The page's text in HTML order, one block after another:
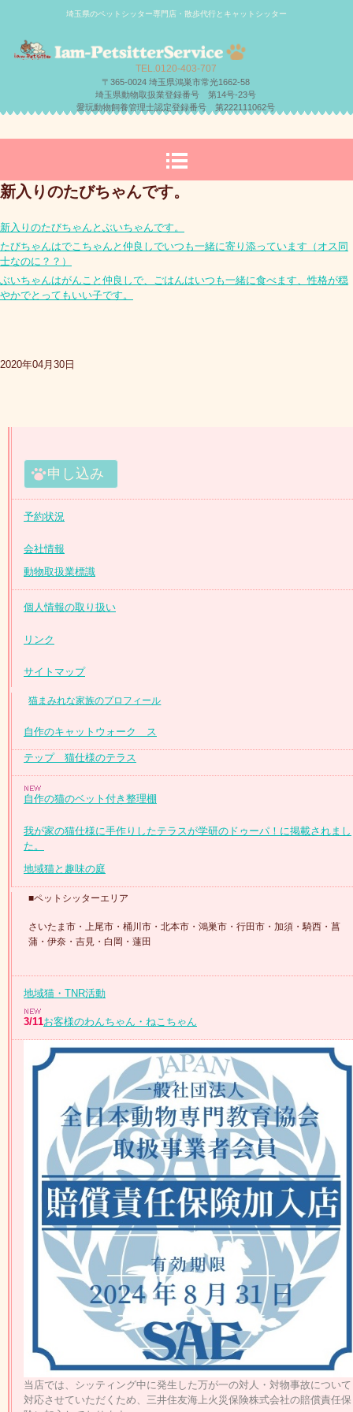
埼玉県のペットシッター専門店・散歩代行とキャットシッター
TEL.0120-403-707
〒365-0024 埼玉県鴻巣市常光1662-58
埼玉県動物取扱業登録番号 第14号-23号
愛玩動物飼養管理士認定登録番号 第222111062号
新入りのたびちゃんです。
新入りのたびちゃんとぶいちゃんです。
たびちゃんはでこちゃんと仲良しでいつも一緒に寄り添っています（オス同
士なのに？？）
ぶいちゃんはがんこと仲良しで、ごはんはいつも一緒に食べます、性格が穏
やかでとってもいい子です。
2020年04月30日
申し込み
予約状況
会社情報
動物取扱業標識
個人情報の取り扱い
リンク
サイトマップ
猫まみれな家族のプロフィール
自作のキャットウォーク ス
テップ 猫仕様のテラス
自作の猫のベット付き整理棚
我が家の猫仕様に手作りしたテラスが学研のドゥーパ！に掲載されまし
た。
地域猫と趣味の庭
■ペットシッターエリア
さいたま市・上尾市・桶川市・北本市・鴻巣市・行田市・加須・騎西・菖
蒲・伊奈・吉見・白岡・蓮田
地域猫・TNR活動
3/11お客様のわんちゃん・ねこちゃん
当店では、シッティング中に発生した万が一の対人・対物事故について
対応させていただくため、三井住友海上火災保険株式会社の賠償責任保